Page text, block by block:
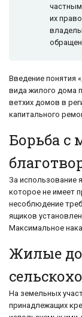
их
Введение понятия
вида жилого дома
ветхих домов в
капитального
Борьба с
За использование
которое не имеет
несоблюдение
ящиков
Максимальное
Жилые
На земельных
принадлежащих